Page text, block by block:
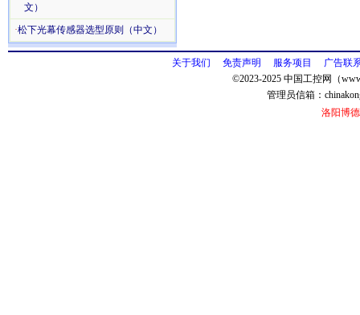
文）
·松下光幕传感器选型原则（中文）
关于我们 免责声明 服务项目
广告联
©2023-2025 中国工控网（
管理员信箱：
洛阳博